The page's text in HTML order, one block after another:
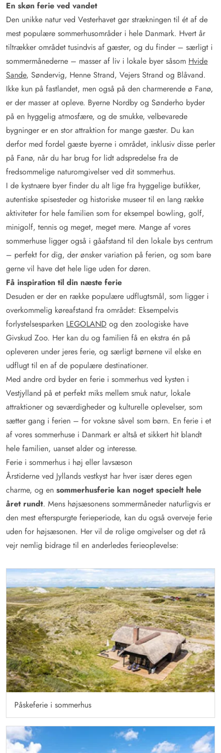
En skøn ferie ved vandet
Den unikke natur ved Vesterhavet gør strækningen til ét af de
mest populære sommerhusområder i hele Danmark. Hvert år
tiltrækker området tusindvis af gæster, og du finder – særligt i
sommermånederne – masser af liv i lokale byer såsom Hvide
Sande, Søndervig, Henne Strand, Vejers Strand og Blåvand.
Ikke kun på fastlandet, men også på den charmerende ø Fanø,
er der masser at opleve. Byerne Nordby og Sønderho byder
på en hyggelig atmosfære, og de smukke, velbevarede
bygninger er en stor attraktion for mange gæster. Du kan
derfor med fordel gæste byerne i området, inklusiv disse perler
på Fanø, når du har brug for lidt adspredelse fra de
fredsommelige naturomgivelser ved dit sommerhus.
I de kystnære byer finder du alt lige fra hyggelige butikker,
autentiske spisesteder og historiske museer til en lang række
aktiviteter for hele familien som for eksempel bowling, golf,
minigolf, tennis og meget, meget mere. Mange af vores
sommerhuse ligger også i gåafstand til den lokale bys centrum
– perfekt for dig, der ønsker variation på ferien, og som bare
gerne vil have det hele lige uden for døren.
Få inspiration til din næste ferie
Desuden er der en række populære udflugtsmål, som ligger i
overkommelig køreafstand fra området: Eksempelvis
forlystelsesparken LEGOLAND og den zoologiske have
Givskud Zoo. Her kan du og familien få en ekstra én på
opleveren under jeres ferie, og særligt børnene vil elske en
udflugt til en af de populære destinationer.
Med andre ord byder en ferie i sommerhus ved kysten i
Vestjylland på et perfekt miks mellem smuk natur, lokale
attraktioner og seværdigheder og kulturelle oplevelser, som
sætter gang i ferien – for voksne såvel som børn. En ferie i et
af vores sommerhuse i Danmark er altså et sikkert hit blandt
hele familien, uanset alder og interesse.
Ferie i sommerhus i høj eller lavsæson
Årstiderne ved Jyllands vestkyst har hver især deres egen
charme, og en sommerhusferie kan noget specielt hele
året rundt. Mens højsæsonens sommermåneder naturligvis er
den mest efterspurgte ferieperiode, kan du også overveje ferie
uden for højsæsonen. Her vil de rolige omgivelser og det rå
vejr nemlig bidrage til en anderledes ferieoplevelse:
Påskeferie i sommerhus